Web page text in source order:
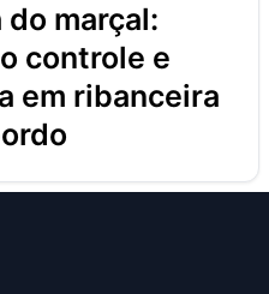
controle e
em ribanceira